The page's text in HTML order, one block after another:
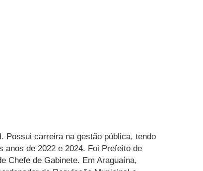
Possui carreira na gestão pública, tendo
anos de 2022 e 2024. Foi Prefeito de
Chefe de Gabinete. Em Araguaína,